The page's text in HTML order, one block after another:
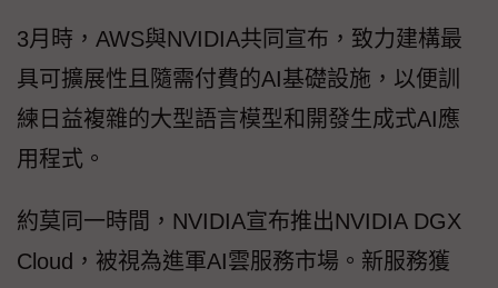
3月時，AWS與NVIDIA共同宣布，致力建構最
具可擴展性且隨需付費的AI基礎設施，以便訓
練日益複雜的大型語言模型和開發生成式AI應
用程式。
約莫同一時間，NVIDIA宣布推出NVIDIA DGX
Cloud，被視為進軍AI雲服務市場。新服務獲